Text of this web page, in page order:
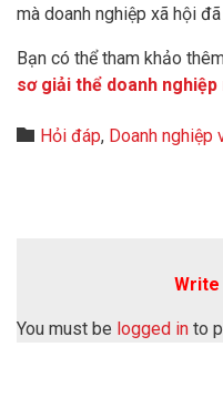
mà doanh nghiệp xã hội đã
Bạn có thể tham khảo
sơ giải thể doanh nghiệp
 Category
Hỏi đáp, Doanh nghiệp
Write
You must be logged in to